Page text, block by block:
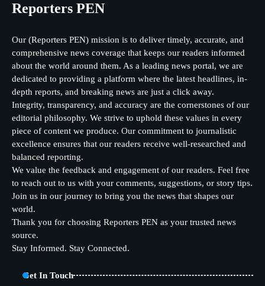
Reporters PEN
Our (Reporters PEN) mission is to deliver timely, accurate, and
comprehensive news coverage that keeps our readers informed
about the world around them. As a leading news portal, we are
dedicated to providing a platform where the latest headlines, in-
depth reports, and breaking news are just a click away.
Integrity, transparency, and accuracy are the cornerstones of our
editorial philosophy. We strive to uphold these values in every
piece of content we produce. Our commitment to journalistic
excellence ensures that our readers receive well-researched and
balanced reporting.
We value the feedback and engagement of our readers. Feel free
to reach out to us with your comments, suggestions, or story tips.
Join us in our journey to bring you the news that shapes our
world.
Thank you for choosing Reporters PEN as your trusted news
source.
Stay Informed. Stay Connected.
Get In Touch